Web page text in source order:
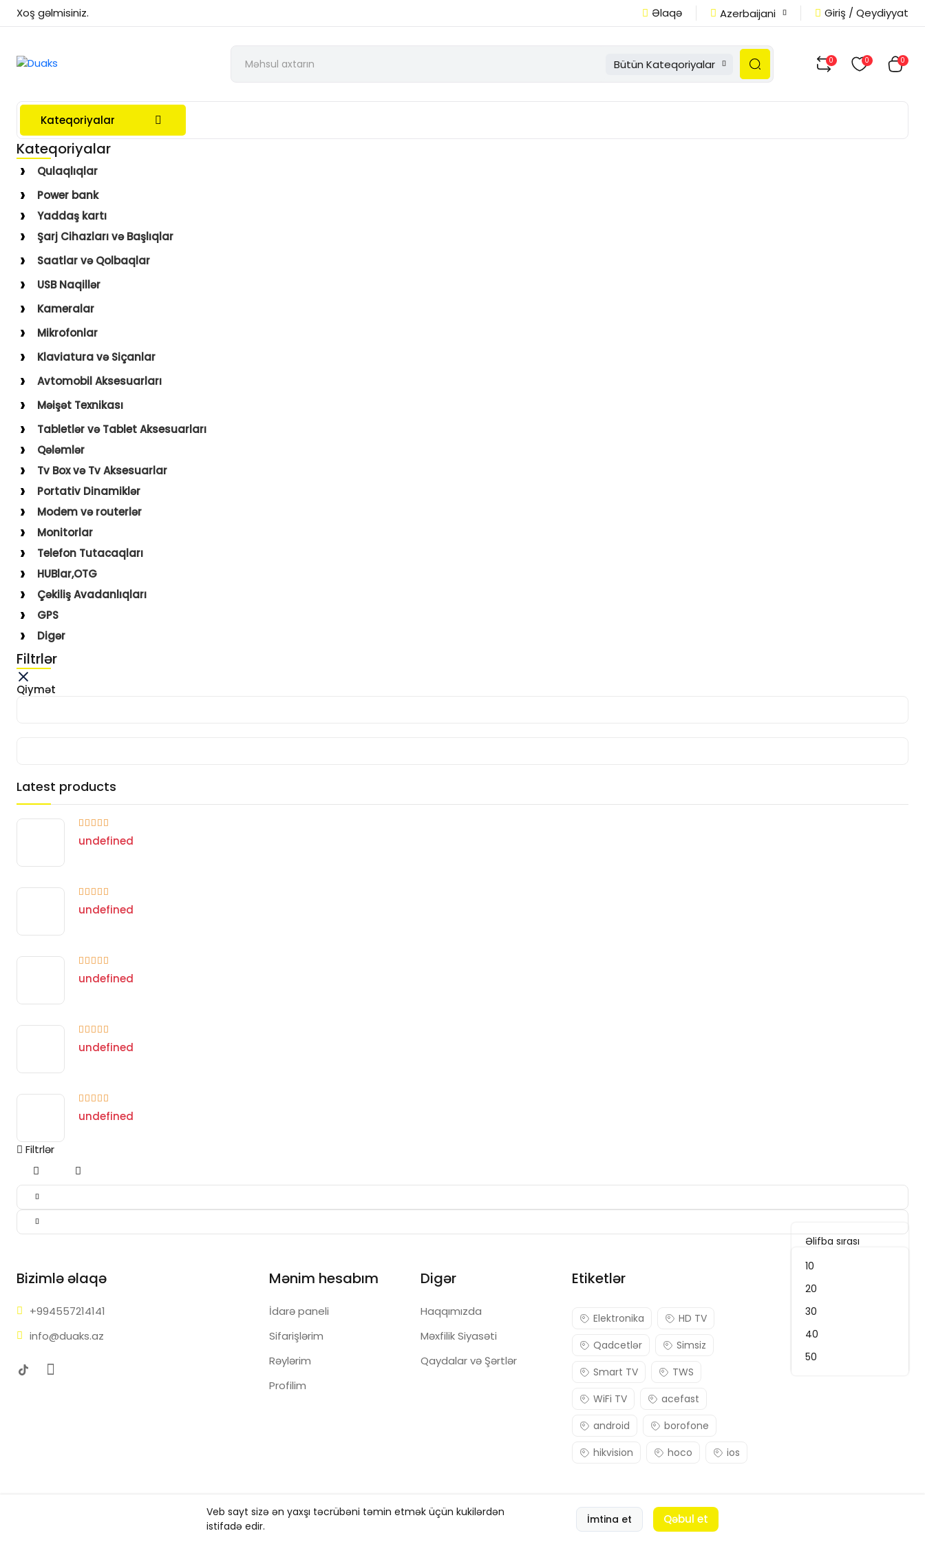
Xoş gəlmisiniz. Əlaqə Azerbaijani Giriş / Qeydiyyat
Bütün Kateqoriyalar 0 0 0
Kateqoriyalar
Kateqoriyalar
Qulaqlıqlar
Simli Qulaqlıqlar
Simsiz Qulaqlıqlar
Qulaqüstü
Power bank
Yaddaş kartı
Şarj Cihazları və Başlıqlar
Simsiz
Simli
Saatlar və Qolbaqlar
Saatlar
Saat Qolbaqları
USB Naqillər
Type-C–Lightning
USB–Type-C
USB–Lightning
USB–Micro
Kameralar
Action kameralar (Sport)
Uşaq Kameraları
Mikrofonlar
Karaoke Mikrofonları
Yaxa Mikrofonları
Klaviatura və Siçanlar
Klaviatura və Siçan
Mousepad
Avtomobil Aksesuarları
Digər Aksesuarlar
Holder
FM Modulyatorlar
Avto Başlıq
Məişət Texnikası
Saçqırxan, Üzqırxan
Sobalar
Fenlər
Blender, Toster, Kettle
Tabletlər və Tablet Aksesuarları
Qələmlər
Tv Box və Tv Aksesuarlar
Portativ Dinamiklər
Modem və routerlər
Monitorlar
Telefon Tutacaqları
HUBlar,OTG
Çəkiliş Avadanlıqları
GPS
Digər
Filtrlər
Qiymət
Latest products
undefined
undefined
undefined
undefined
undefined
Filtrlər
Əlifba sırası
Ən son
Uyğunluq
Ən yüksək reytinq
10
20
30
40
50
Bizimlə əlaqə
+994557214141
info@duaks.az
Mənim hesabım
İdarə paneli
Sifarişlərim
Rəylərim
Profilim
Digər
Haqqımızda
Məxfilik Siyasəti
Qaydalar və Şərtlər
Etiketlər
Elektronika
HD TV
Qadcetlər
Simsiz
Smart TV
TWS
WiFi TV
acefast
android
borofone
hikvision
hoco ios
2026. All rights reserved.
Veb sayt sizə ən yaxşı təcrübəni təmin etmək üçün kukilərdən
istifadə edir.
İmtina et Qəbul et